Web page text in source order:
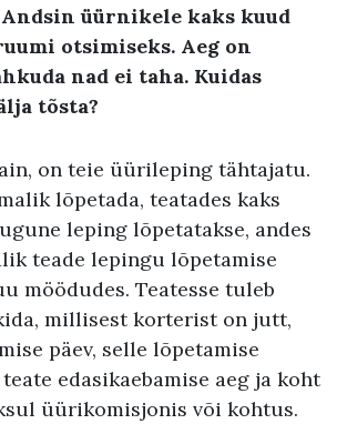
üürnikele kaks kuud
otsimiseks. Aeg on
nad ei taha. Kuidas
tõsta?
on teie üürileping tähtajatu.
lõpetada, teatades kaks
leping lõpetatakse, andes
teade lepingu lõpetamise
möödudes. Teatesse tuleb
millisest korterist on jutt,
päev, selle lõpetamise
edasikaebamise aeg ja koht
üürikomisjonis või kohtus.